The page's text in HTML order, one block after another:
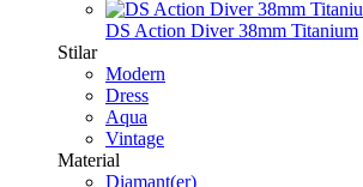
DS Action Diver 38mm Titanium
Stilar
Modern
Dress
Aqua
Vintage
Material
Diamant(er)